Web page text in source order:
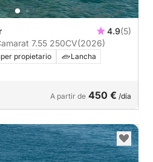
4.9(5)
Lancha Jeanneau Cap Camarat 7.55 250CV(2026)
propietario
Lancha
A partir de 450 € /día